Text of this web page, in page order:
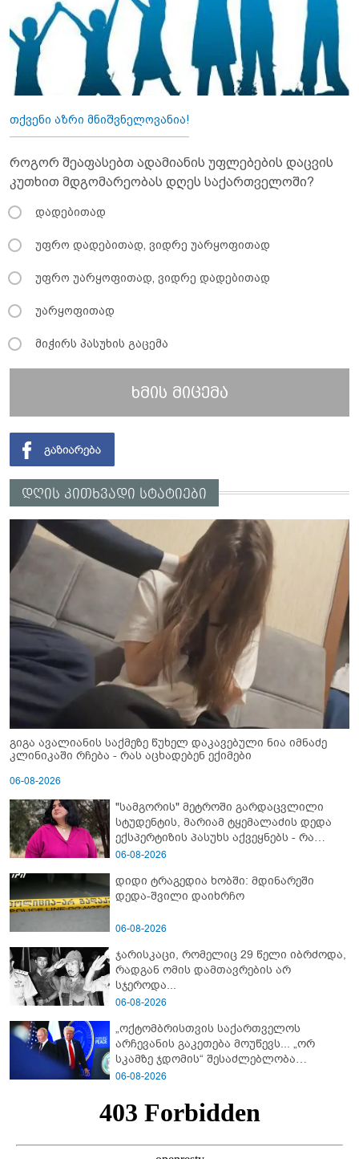
თქვენი აზრი მნიშვნელოვანია!
როგორ შეაფასებთ ადამიანის უფლებების დაცვის
კუთხით მდგომარეობას დღეს საქართველოში?
დადებითად
უფრო დადებითად, ვიდრე უარყოფითად
უფრო უარყოფითად, ვიდრე დადებითად
უარყოფითად
მიჭირს პასუხის გაცემა
ხმის მიცემა
დღის კითხვადი სტატიები
გიგა ავალიანის საქმეზე წუხელ დაკავებული ნია იმნაძე
კლინიკაში რჩება - რას აცხადებენ ექიმები
06-08-2026
"სამგორის" მეტროში გარდაცვლილი
სტუდენტის, მარიამ ტყემალაძის დედა
ექსპერტიზის პასუხს აქვეყნებს - რა
გახდა გოგონას გარდაცვალების მიზეზი?
06-08-2026
დიდი ტრაგედია ხობში: მდინარეში
დედა-შვილი დაიხრჩო
06-08-2026
ჯარისკაცი, რომელიც 29 წელი იბრძოდა,
რადგან ომის დამთავრების არ
სჯეროდა...
06-08-2026
„ოქტომბრისთვის საქართველოს
არჩევანის გაკეთება მოუწევს... „ორ
სკამზე ჯდომის“ შესაძლებლობა
შეიძლება დასრულდეს“ - მირიან
06-08-2026